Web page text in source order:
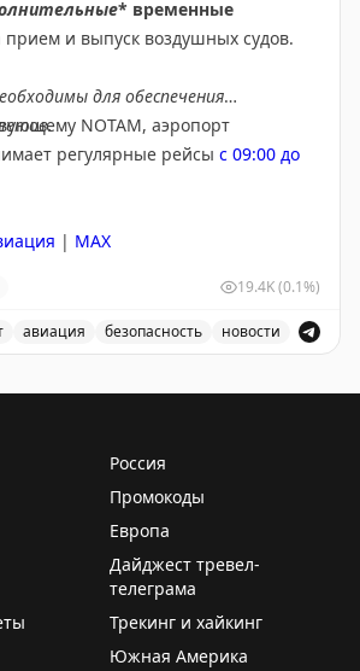
* временные
прием и выпуск воздушных судов.
для обеспечения
NOTAM, аэропорт
регулярные рейсы с 09:00 до
| MAX
19.4K(0.1%)
авиация безопасность новости
Россия
Промокоды
Европа
Дайджест тревел-
телеграма
Трекинг и хайкинг
Южная Америка